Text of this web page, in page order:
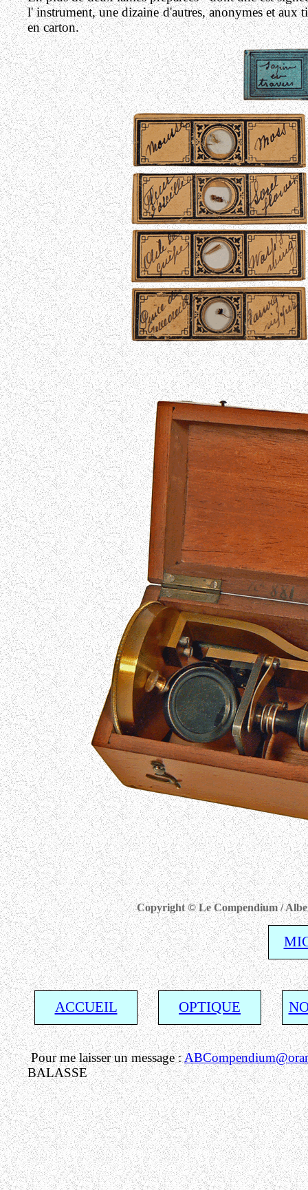
l' instrument, une dizaine d'autres, anonymes et aux
en carton.
Copyright © Le Compendium /
ACCUEIL OPTIQUE
Pour me laisser un message :
BALASSE